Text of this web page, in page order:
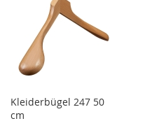
Kleiderbügel 247 50
cm